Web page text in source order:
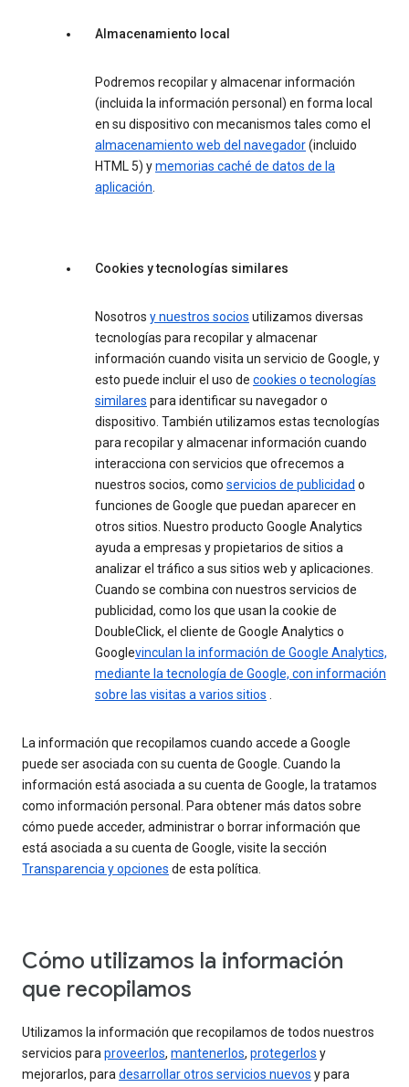
Almacenamiento local
Podremos recopilar y almacenar información
(incluida la información personal) en forma local
en su dispositivo con mecanismos tales como el
almacenamiento web del navegador(incluido
HTML 5) ymemorias caché de datos de la
aplicación.
Cookies y tecnologías similares
Nosotros y nuestros socios utilizamos diversas
tecnologías para recopilar y almacenar
información cuando visita un servicio de Google, y
esto puede incluir el uso de cookies o tecnologías
similares para identificar su navegador o
dispositivo. También utilizamos estas tecnologías
para recopilar y almacenar información cuando
interacciona con servicios que ofrecemos a
nuestros socios, como servicios de publicidad o
funciones de Google que puedan aparecer en
otros sitios. Nuestro producto Google Analytics
ayuda a empresas y propietarios de sitios a
analizar el tráfico a sus sitios web y aplicaciones.
Cuando se combina con nuestros servicios de
publicidad, como los que usan la cookie de
DoubleClick, el cliente de Google Analytics o
Googlevinculan la información de Google Analytics,
mediante la tecnología de Google, con información
sobre las visitas a varios sitios .
La información que recopilamos cuando accede a Google
puede ser asociada con su cuenta de Google. Cuando la
información está asociada a su cuenta de Google, la tratamos
como información personal. Para obtener más datos sobre
cómo puede acceder, administrar o borrar información que
está asociada a su cuenta de Google, visite la sección
Transparencia y opciones de esta política.
Cómo utilizamos la información
que recopilamos
Utilizamos la información que recopilamos de todos nuestros
servicios paraproveerlos, mantenerlos, protegerlos y
mejorarlos, paradesarrollar otros servicios nuevos y para